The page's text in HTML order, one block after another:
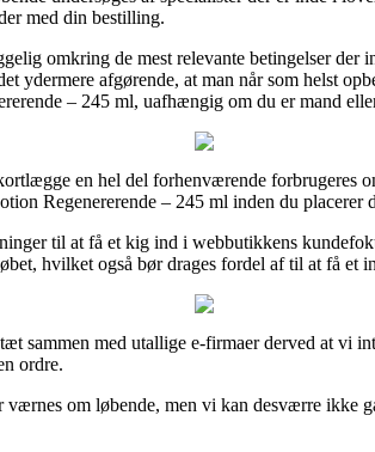
med din bestilling.
omkring de mest relevante betingelser der
ydermere afgørende, at man når som helst
– 245 ml, uafhængig om du er mand
en hel del forhenværende forbrugeres
Regenererende – 245 ml inden du placerer
til at få et kig ind i webbutikkens
hvilket også bør drages fordel af til at få et
sammen med utallige e-firmaer derved at vi
ordre.
om løbende, men vi kan desværre ikke